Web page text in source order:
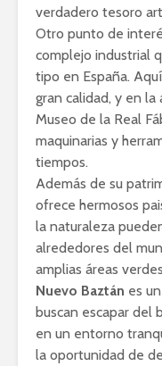
verdadero tesoro
Otro punto de
complejo industrial
tipo en España.
gran calidad, y en
Museo de la Real
maquinarias y
tiempos.
Además de su
ofrece hermosos
la naturaleza
alrededores del
amplias áreas
Nuevo Baztán es
buscan escapar del
en un entorno
la oportunidad de